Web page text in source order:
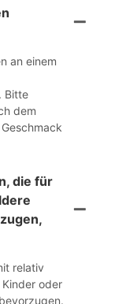
an einem
Bitte
dem
die für
relativ
oder